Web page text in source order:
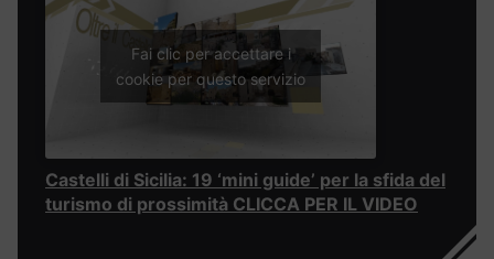
Fai clic per accettare i
cookie per questo servizio
Castelli di Sicilia: 19 ‘mini guide’ per la sfida del
turismo di prossimità CLICCA PER IL VIDEO